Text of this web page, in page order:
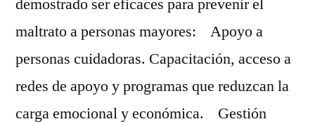
demostrado ser eficaces para prevenir el
maltrato a personas mayores: Apoyo a
personas cuidadoras. Capacitación, acceso a
redes de apoyo y programas que reduzcan la
carga emocional y económica. Gestión